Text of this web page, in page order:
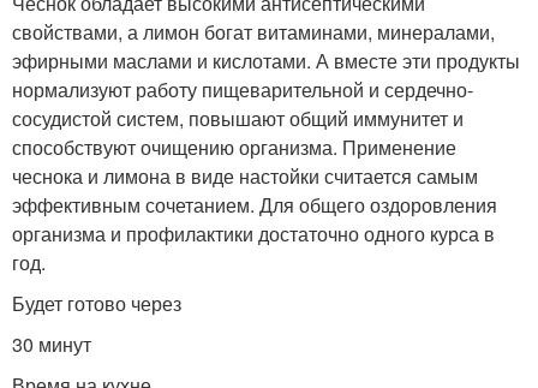
свойствами, а лимон богат витаминами, минералами,
эфирными маслами и кислотами. А вместе эти продукты
нормализуют работу пищеварительной и сердечно-
сосудистой систем, повышают общий иммунитет и
способствуют очищению организма. Применение
чеснока и лимона в виде настойки считается самым
эффективным сочетанием. Для общего оздоровления
организма и профилактики достаточно одного курса в
год.
Будет готово через
30 минут